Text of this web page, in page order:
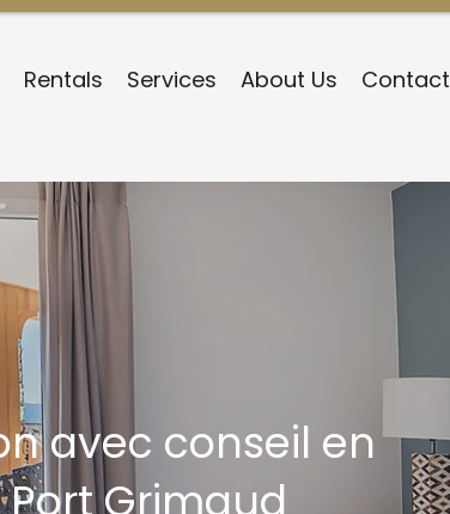
Rentals Services About Us Contact
avec conseil en
Grimaud